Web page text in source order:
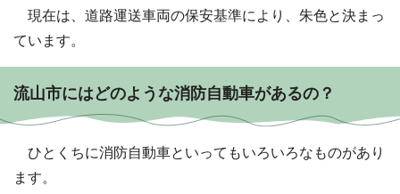
現在は、道路運送車両の保安基準により、朱色と決まっ
ています。
流山市にはどのような消防自動車があるの？
ひとくちに消防自動車といってもいろいろなものがあり
ます。